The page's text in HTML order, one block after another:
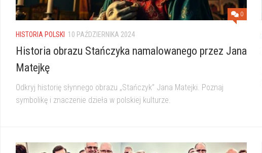
0
HISTORIA POLSKI 10 PAŹDZIERNIKA 2024
Historia obrazu Stańczyka namalowanego przez Jana
Matejkę
Odkryj historię słynnego obrazu „Stańczyk” Jana Matejki. Poznaj
symbolikę i znaczenie dzieła w polskiej kulturze.